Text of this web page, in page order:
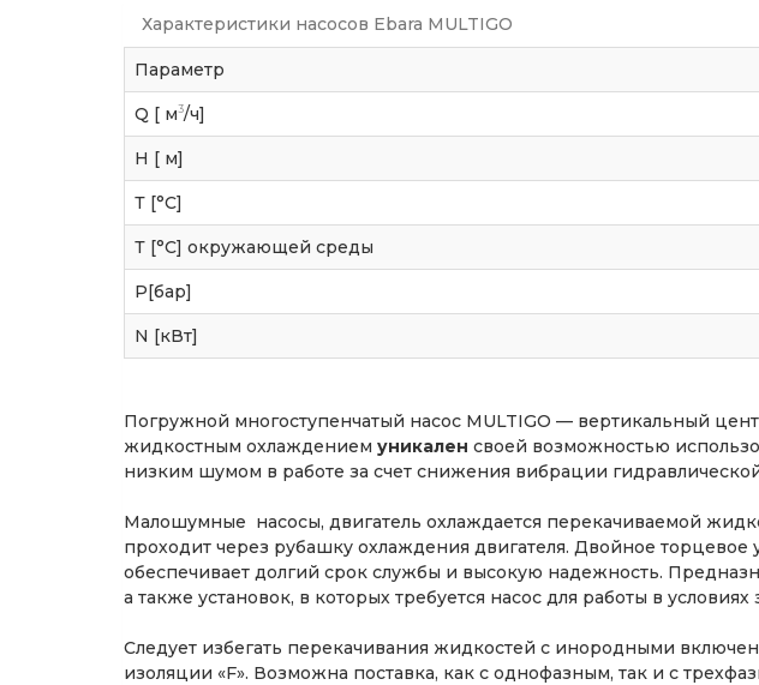
Характеристики насосов Ebara MULTIGO
Параметр
Q [ м3/ч]
H [ м]
Т [°C]
Т [°C] окружающей среды
P[бар]
N [кВт]
Погружной многоступенчатый насос MULTIGO — вертикальный
жидкостным охлаждением уникален своей возможностью
низким шумом в работе за счет снижения вибрации гидравлической
Малошумные насосы, двигатель охлаждается перекачиваемой
проходит через рубашку охлаждения двигателя. Двойное
обеспечивает долгий срок службы и высокую надежность.
а также установок, в которых требуется насос для работы в
Следует избегать перекачивания жидкостей с инородными
изоляции «F». Возможна поставка, как с однофазным, так и с